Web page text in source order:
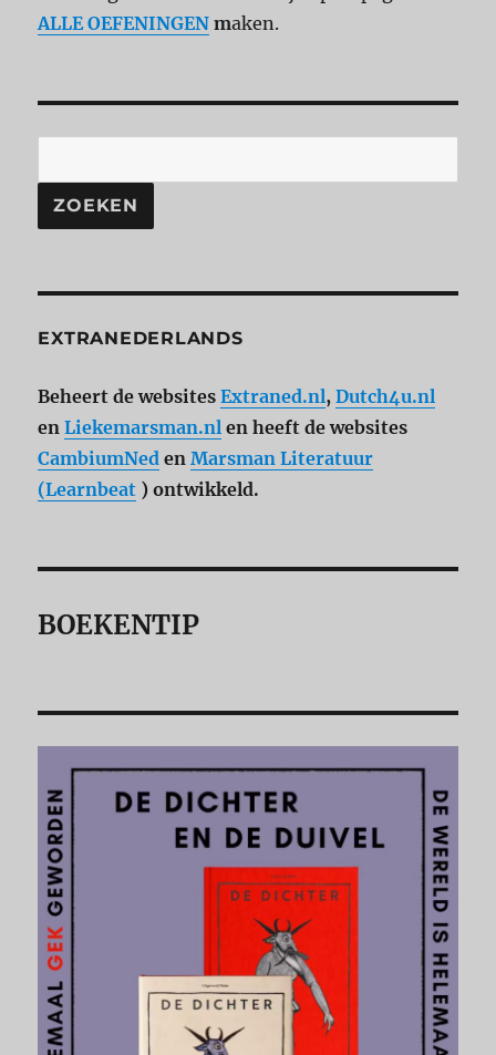
ALLE OEFENINGEN maken.
ZOEKEN
EXTRANEDERLANDS
Beheert de websitesExtraned.nl,Dutch4u.nl
enLiekemarsman.nl en heeft de websites
CambiumNed enMarsman Literatuur
(Learnbeat ) ontwikkeld.
BOEKENTIP